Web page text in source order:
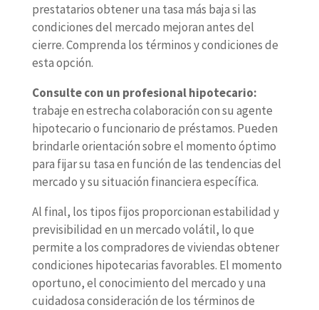
prestatarios obtener una tasa más baja si las
condiciones del mercado mejoran antes del
cierre. Comprenda los términos y condiciones de
esta opción.
Consulte con un profesional hipotecario:
trabaje en estrecha colaboración con su agente
hipotecario o funcionario de préstamos. Pueden
brindarle orientación sobre el momento óptimo
para fijar su tasa en función de las tendencias del
mercado y su situación financiera específica.
Al final, los tipos fijos proporcionan estabilidad y
previsibilidad en un mercado volátil, lo que
permite a los compradores de viviendas obtener
condiciones hipotecarias favorables. El momento
oportuno, el conocimiento del mercado y una
cuidadosa consideración de los términos de